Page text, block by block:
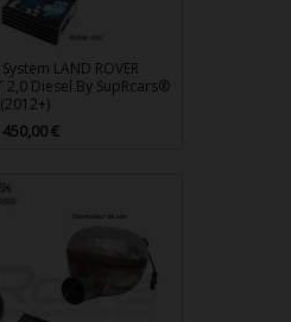
LAND ROVER
2,0 Diesel By SupRcars®
(2012+)
450,00 €